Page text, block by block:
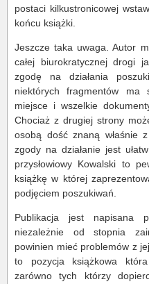
postaci kilkustronicowej
końcu książki.
Jeszcze taka uwaga. Autor
całej biurokratycznej drogi
zgodę na działania
niektórych fragmentów
miejsce i wszelkie
Chociaż z drugiej strony
osobą dość znaną właśnie
zgody na działanie jest
przysłowiowy Kowalski to
książkę w której
podjęciem poszukiwań.
Publikacja jest napisana
niezależnie od stopnia
powinien mieć problemów z
to pozycja książkowa
zarówno tych którzy